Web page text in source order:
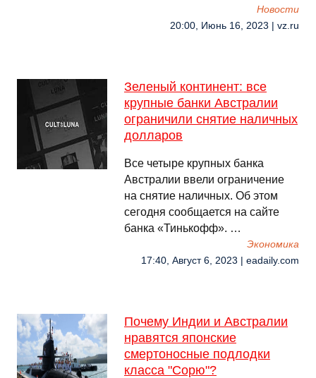
Новости
20:00, Июнь 16, 2023 | vz.ru
Зеленый континент: все
крупные банки Австралии
ограничили снятие наличных
долларов
Все четыре крупных банка
Австралии ввели ограничение
на снятие наличных. Об этом
сегодня сообщается на сайте
банка «Тинькофф». …
Экономика
17:40, Август 6, 2023 | eadaily.com
Почему Индии и Австралии
нравятся японские
смертоносные подлодки
класса "Сорю"?